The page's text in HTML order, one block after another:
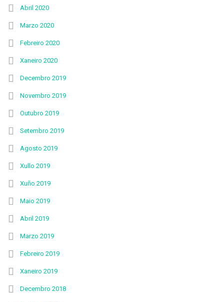
Abril 2020
Marzo 2020
Febreiro 2020
Xaneiro 2020
Decembro 2019
Novembro 2019
Outubro 2019
Setembro 2019
Agosto 2019
Xullo 2019
Xuño 2019
Maio 2019
Abril 2019
Marzo 2019
Febreiro 2019
Xaneiro 2019
Decembro 2018